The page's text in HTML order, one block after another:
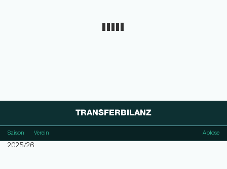
TRANSFERBILANZ
Saison Verein Ablöse
2025/26